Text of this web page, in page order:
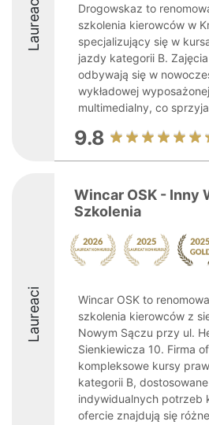
Laureaci
Drogowskaz to
szkolenia kierowców w
specjalizujący się w
jazdy kategorii B.
odbywają się w
wykładowej
multimedialny, co
9.8
Laureaci
Wincar OSK - Inny
Szkolenia
Wincar OSK to
szkolenia kierowców z
Nowym Sączu przy ul.
Sienkiewicza 10. Firma
kompleksowe kursy
kategorii B,
indywidualnych potrzeb
ofercie znajdują się